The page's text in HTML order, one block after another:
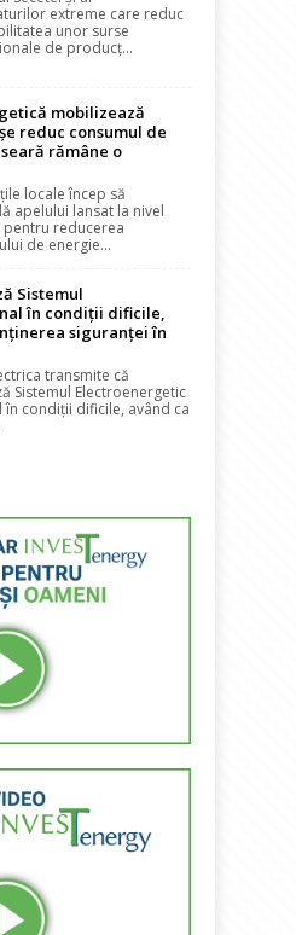
Iancu ar vrea să prindă ultimul
prosumatori și
extreme care reduc
unor surse
de producț...
mobilizează
reduc consumul de
rămâne o
locale încep să
apelului lansat la nivel
pentru reducerea
de energie...
Sistemul
în condiții dificile,
siguranței în
transmite că
Sistemul Electroenergetic
în condiții dificile, având ca